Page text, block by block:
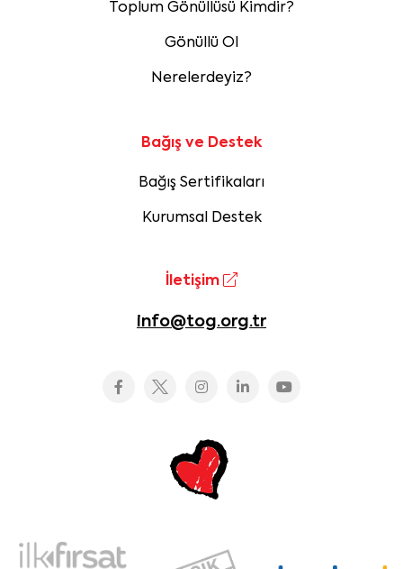
Toplum Gönüllüsü Kimdir?
Gönüllü Ol
Nerelerdeyiz?
Bağış ve Destek
Bağış Sertifikaları
Kurumsal Destek
İletişim
info@tog.org.tr